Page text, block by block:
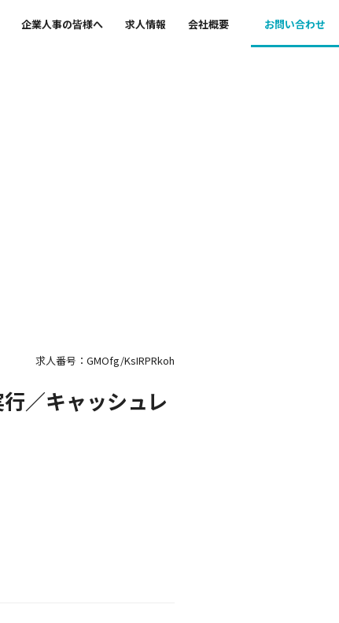
会社概要
求人情報
企業人事の皆様へ お問い合わせ
求人番号：GMOfg/KsIRPRkoh
／キャッシュレ